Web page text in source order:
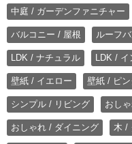
中庭 / ガーデンファニチャー
バルコニー / 屋根 ルーフ
LDK / ナチュラル LDK /
壁紙 / イエロー 壁紙 / ピン
シンプル / リビング おし
おしゃれ / ダイニング 木 /